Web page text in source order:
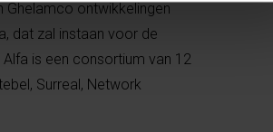
Ghelamco ontwikkelingen
dat zal instaan voor de
is een consortium van 12
Surreal, Network